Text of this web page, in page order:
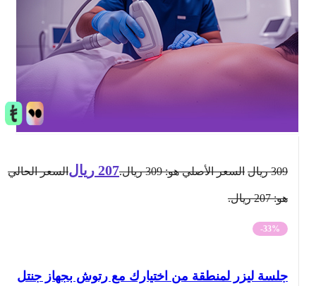
ريال السعر الأصلي هو: 309 ريال. 207 ريال السعر الحالي
-33%
جلسة ليزر لمنطقة من اختيارك مع رتوش بجهاز جنتل